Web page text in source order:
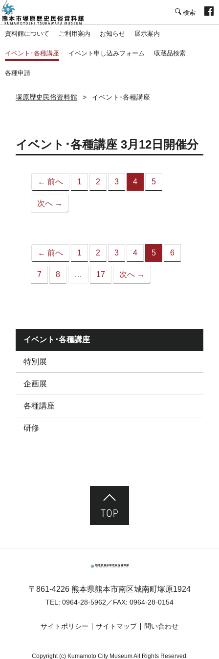
資料館について ご利用案内 お知らせ 展示案内
イベント･各種講座 イベント申し込みフォーム 収蔵品検索
各種申請
塚原歴史民俗資料館 イベント･各種講座
イベント･各種講座 3月12日開催分
← 前へ 1 2 3 4
（こ
5
次へ →
← 前へ 1 2 3 4 5
（こ
6
7 8 … 17 次へ →
イベント･各種講座
特別展
企画展
各種講座
研修
〒861-4226 熊本県熊本市南区城南町塚原1924
TEL: 0964-28-5962 ／FAX: 0964-28-0154
サイトポリシー サイトマップ 問い合わせ
Copyright (c) Kumamoto City Museum All Rights Reserved.